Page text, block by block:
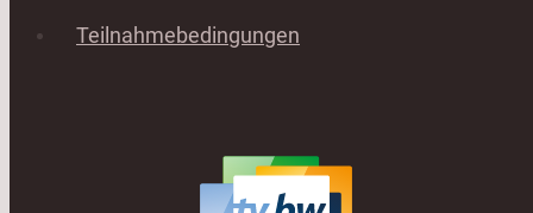
Teilnahmebedingungen